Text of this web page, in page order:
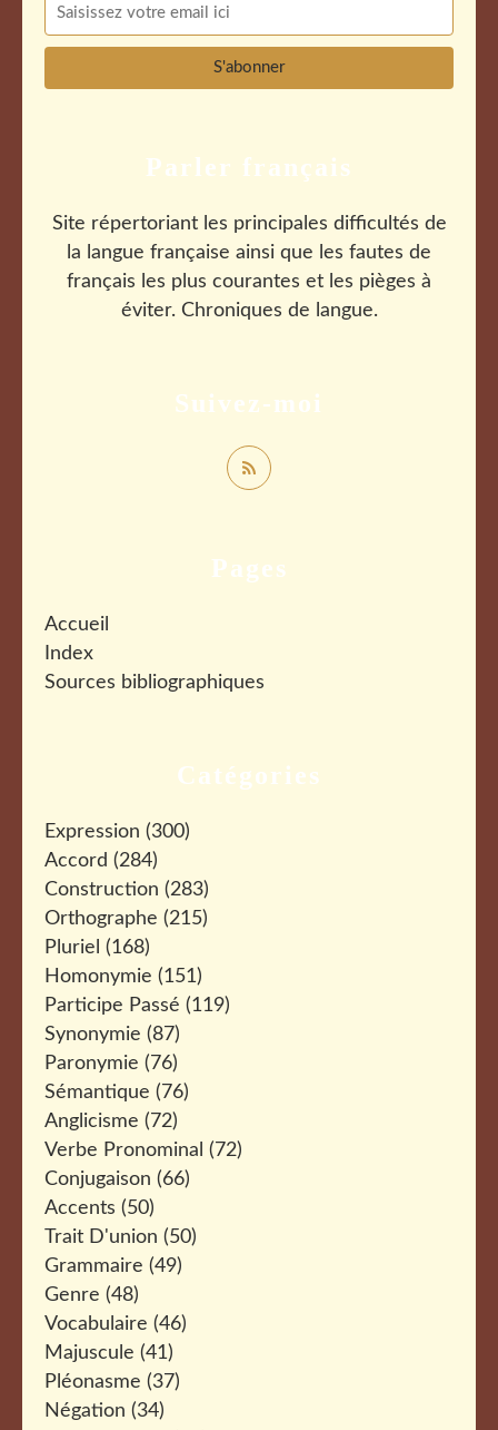
Catégories
Expression (300)
Accord (284)
Construction (283)
Orthographe (215)
Pluriel (168)
Homonymie (151)
Participe Passé (119)
Synonymie (87)
Paronymie (76)
Sémantique (76)
Anglicisme (72)
Verbe Pronominal (72)
Conjugaison (66)
Accents (50)
Trait D'union (50)
Grammaire (49)
Genre (48)
Vocabulaire (46)
Majuscule (41)
Pléonasme (37)
Négation (34)
Pages
Accueil
Index
Sources bibliographiques
Suivez-moi
Parler français
Site répertoriant les principales difficultés de
la langue française ainsi que les fautes de
français les plus courantes et les pièges à
éviter. Chroniques de langue.